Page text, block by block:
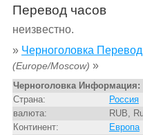
Перевод часов
неизвестно.
» Черноголовка
(Europe/Moscow) »
Черноголовка Информация:
Страна:
Россия
валюта:
RUB,
Континент:
Европа